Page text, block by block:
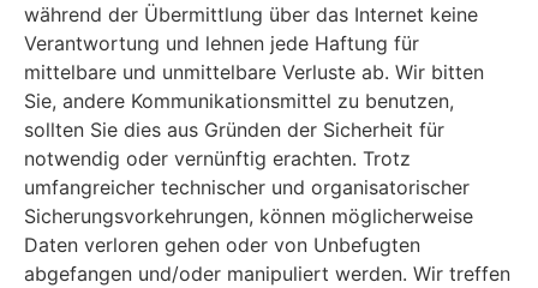
während der Übermittlung über das Internet keine
Verantwortung und lehnen jede Haftung für
mittelbare und unmittelbare Verluste ab. Wir bitten
Sie, andere Kommunikationsmittel zu benutzen,
sollten Sie dies aus Gründen der Sicherheit für
notwendig oder vernünftig erachten. Trotz
umfangreicher technischer und organisatorischer
Sicherungsvorkehrungen, können möglicherweise
Daten verloren gehen oder von Unbefugten
abgefangen und/oder manipuliert werden. Wir treffen